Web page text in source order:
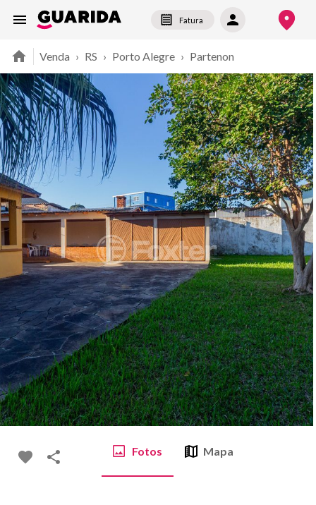
Fatura
Venda › RS › Porto Alegre › Partenon
Fotos Mapa